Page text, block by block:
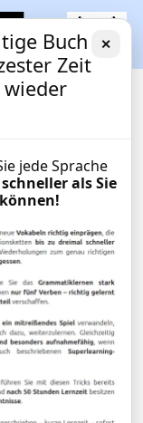
Buch
Zeit
wieder
✕
jede Sprache
als Sie